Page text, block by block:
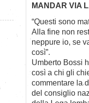
MANDAR VIA
“Questi sono
Alla fine non
neppure io, se
così”.
Umberto Bossi
così a chi gli
commentare la
del consiglio